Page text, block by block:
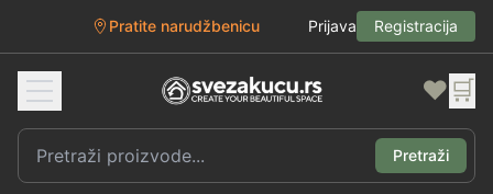
Pratite narudžbenicu Prijava Registracija
❤️ 🛒
Pretraži